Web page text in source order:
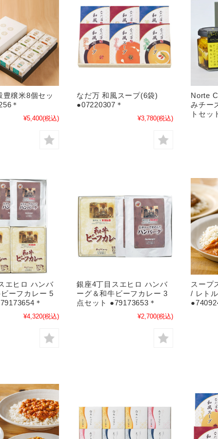
豊穣米8個セッ
＊
¥5,400(税込)
なだ万 和風スープ(6袋)
●07220307＊
¥3,780(税込)
Norte
みチー
トセッ
エヒロ ハンバ
ーフカレー 5
＊
¥4,320(税込)
銀座4丁目スエヒロ ハンバ
ーグ＆和牛ビーフカレー 3
点セット ●79173653＊
¥2,700(税込)
スープ
/ レト